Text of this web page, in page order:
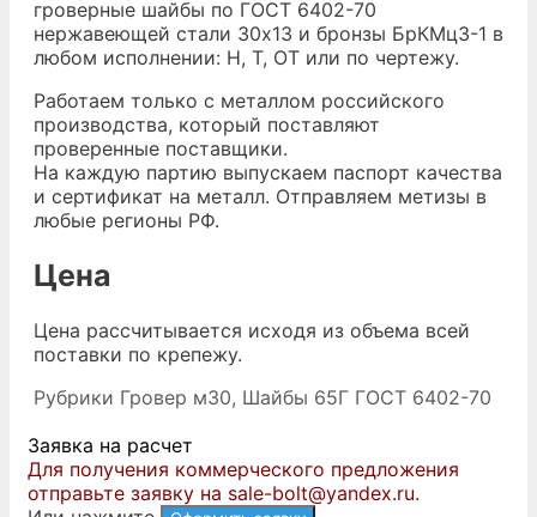
гроверные шайбы по ГОСТ 6402-70
нержавеющей стали 30х13 и бронзы БрКМц3-1 в
любом исполнении: Н, Т, ОТ или по чертежу.
Работаем только с металлом российского
производства, который поставляют
проверенные поставщики.
На каждую партию выпускаем паспорт качества
и сертификат на металл. Отправляем метизы в
любые регионы РФ.
Цена
Цена рассчитывается исходя из объема всей
поставки по крепежу.
Рубрики Гровер м30, Шайбы 65Г ГОСТ 6402-70
Заявка на расчет
Для получения коммерческого предложения
отправьте заявку на sale-bolt@yandex.ru.